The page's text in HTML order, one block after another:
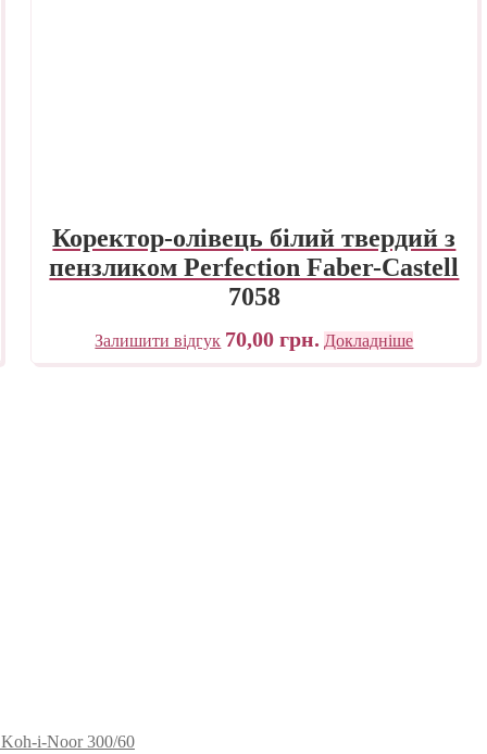
Коректор-олівець білий твердий з
пензликом Perfection Faber-Castell
7058
Залишити відгук 70,00грн. Докладніше
i-Noor 300/60